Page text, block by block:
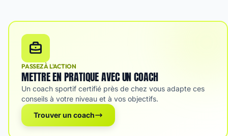
PASSEZ À L'ACTION
METTRE EN PRATIQUE AVEC UN COACH
Un coach sportif certifié près de chez vous adapte ces
conseils à votre niveau et à vos objectifs.
Trouver un coach